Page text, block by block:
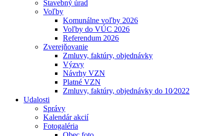
Stavebný úrad
Voľby
Komunálne voľby 2026
Voľby do VÚC 2026
Referendum 2026
Zverejňovanie
Zmluvy, faktúry, objednávky
Výzvy
Návrhy VZN
Platné VZN
Zmluvy, faktúry, objednávky do 10⁄2022
Udalosti
Správy
Kalendár akcií
Fotogaléria